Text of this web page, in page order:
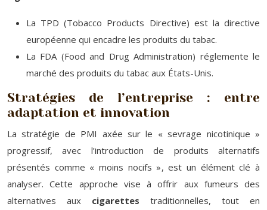
La TPD (Tobacco Products Directive) est la directive
européenne qui encadre les produits du tabac.
La FDA (Food and Drug Administration) réglemente le
marché des produits du tabac aux États-Unis.
Stratégies de l’entreprise : entre
adaptation et innovation
La stratégie de PMI axée sur le « sevrage nicotinique »
progressif, avec l’introduction de produits alternatifs
présentés comme « moins nocifs », est un élément clé à
analyser. Cette approche vise à offrir aux fumeurs des
alternatives aux cigarettes traditionnelles, tout en